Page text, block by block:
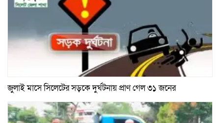
জুলাই মাসে সিলেটের সড়কে দুর্ঘটনায় প্রাণ গেল ৩১ জনের